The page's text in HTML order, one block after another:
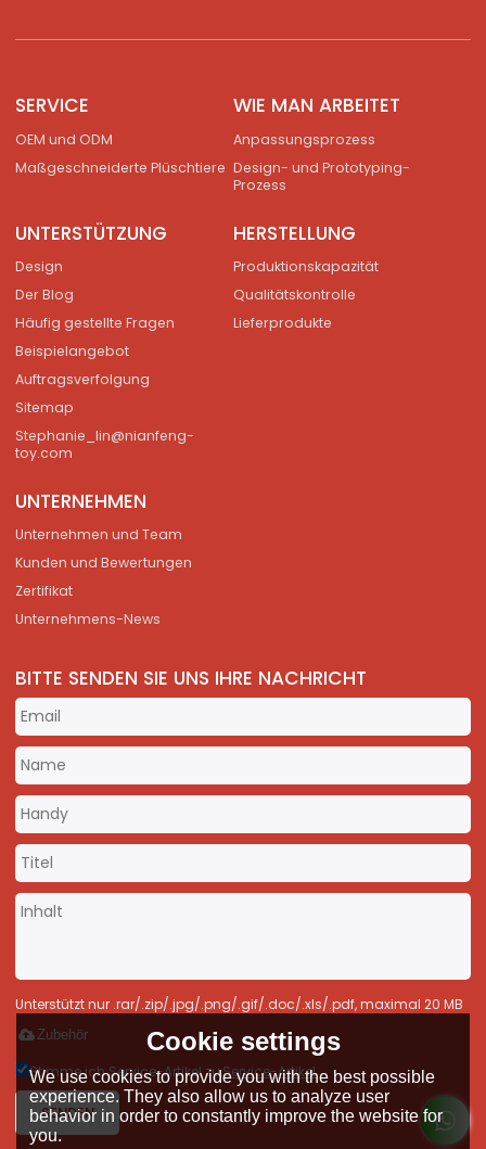
SERVICE
OEM und ODM
Maßgeschneiderte Plüschtiere
WIE MAN ARBEITET
Anpassungsprozess
Design- und Prototyping-
Prozess
UNTERSTÜTZUNG
Design
Der Blog
Häufig gestellte Fragen
Beispielangebot
Auftragsverfolgung
Sitemap
Stephanie_lin@nianfeng-
toy.com
HERSTELLUNG
Produktionskapazität
Qualitätskontrolle
Lieferprodukte
UNTERNEHMEN
Unternehmen und Team
Kunden und Bewertungen
Zertifikat
Unternehmens-News
BITTE SENDEN SIE UNS IHRE NACHRICHT
Unterstützt nur .rar/.zip/.jpg/.png/.gif/.doc/.xls/.pdf, maximal 20 MB
Zubehör
Stimme ich Service-Artikel zu,Service-Artikel
SENDEN
Cookie settings
We use cookies to provide you with the best possible
experience. They also allow us to analyze user
behavior in order to constantly improve the website for
you.